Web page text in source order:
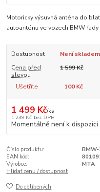
Motoricky výsuvná anténa do
autoanténu ve vozech BMW řady
Dostupnost
Není skladem
Cena před
slevou
1 599 Kč
Ušetříte 100 Kč
1 499 Kč/ks
1 239 Kč bez DPH
Momentálně není k dispozici
Číslo produktu:
EAN kód:
Výrobce:
MTA
Hlídat cenu / dostupnost
Do oblíbených